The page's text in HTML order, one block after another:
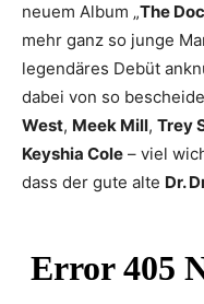
neuem Album „The
mehr ganz so junge
legendäres Debüt
dabei von so
West, Meek Mill, Trey
Keyshia Cole – viel
dass der gute alte Dr.